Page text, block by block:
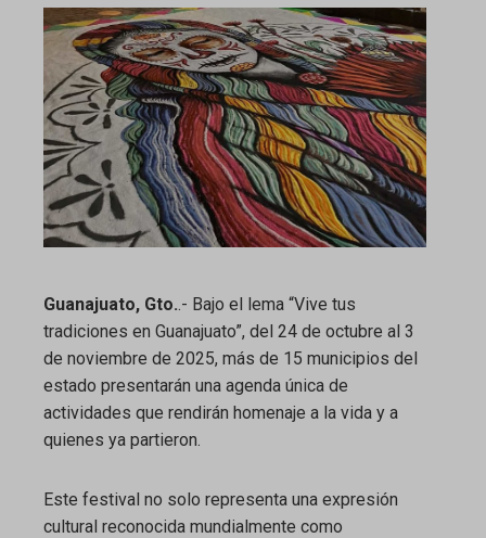
Guanajuato, Gto. .- Bajo el lema “Vive tus
tradiciones en Guanajuato”, del 24 de octubre al 3
de noviembre de 2025, más de 15 municipios del
estado presentarán una agenda única de
actividades que rendirán homenaje a la vida y a
quienes ya partieron.
Este festival no solo representa una expresión
cultural reconocida mundialmente como